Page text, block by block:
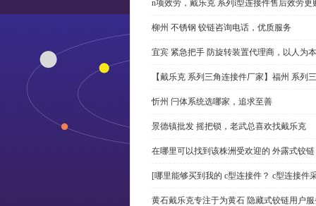
n项效劳，戴乐克 系列i型连接件售后效劳更
柳州 不锈钢 铰链咨询电话，优质服务
宜宾 紧急把手 防旋转装置代理商，以人为本
【戴乐克 系列三角连接件厂家】福州 系列
忻州 闩体系统选哪家，追求至善
景德镇批发 摇把锁，老武总喜欢找戴乐克
在哪里可以找到该株洲受欢迎的 外露式铰
[哪里能够买到我的 c型连接件？ c型连接件
黄石戴乐克专注于为黄石 隐藏式铰链用户